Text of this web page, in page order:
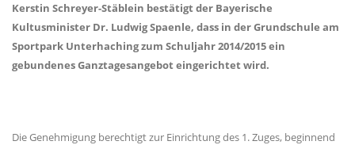
Kerstin Schreyer-Stäblein bestätigt der Bayerische
Kultusminister Dr. Ludwig Spaenle, dass in der Grundschule am
Sportpark Unterhaching zum Schuljahr 2014/2015 ein
gebundenes Ganztagesangebot eingerichtet wird.
Die Genehmigung berechtigt zur Einrichtung des 1. Zuges, beginnend